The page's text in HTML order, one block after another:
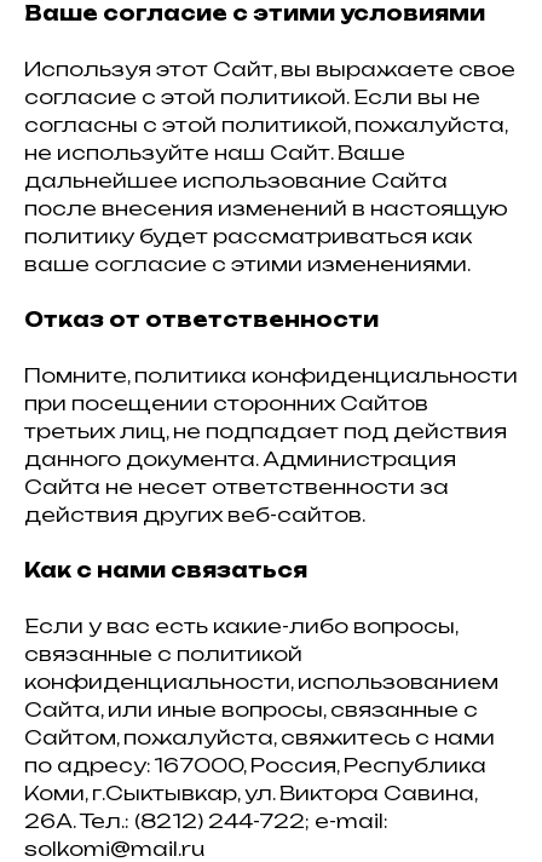
Ваше согласие с этими условиями
Используя этот Сайт, вы выражаете свое
согласие с этой политикой. Если вы не
согласны с этой политикой, пожалуйста,
не используйте наш Сайт. Ваше
дальнейшее использование Сайта
после внесения изменений в настоящую
политику будет рассматриваться как
ваше согласие с этими изменениями.
Отказ от ответственности
Помните, политика конфиденциальности
при посещении сторонних Сайтов
третьих лиц, не подпадает под действия
данного документа. Администрация
Сайта не несет ответственности за
действия других веб-сайтов.
Как с нами связаться
Если у вас есть какие-либо вопросы,
связанные с политикой
конфиденциальности, использованием
Сайта, или иные вопросы, связанные с
Сайтом, пожалуйста, свяжитесь с нами
по адресу: 167000, Россия, Республика
Коми, г.Сыктывкар, ул. Виктора Савина,
26А. Тел.: (8212) 244-722; e-mail:
solkomi@mail.ru